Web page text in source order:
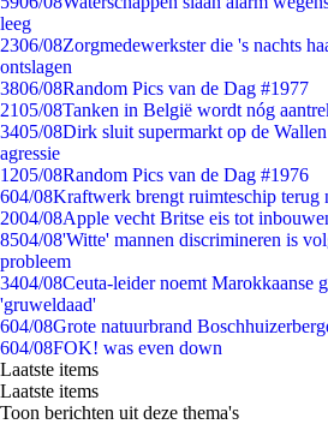
leeg
2306/08Zorgmedewerkster die 's nachts
ontslagen
3806/08Random Pics van de Dag #1977
2105/08Tanken in België wordt nóg
3405/08Dirk sluit supermarkt op de
agressie
1205/08Random Pics van de Dag #1976
604/08Kraftwerk brengt ruimteschip terug
2004/08Apple vecht Britse eis tot
8504/08'Witte' mannen discrimineren is
probleem
3404/08Ceuta-leider noemt Marokkaanse
'gruweldaad'
604/08Grote natuurbrand
604/08FOK! was even down
Laatste items
Laatste items
Toon berichten uit deze thema's